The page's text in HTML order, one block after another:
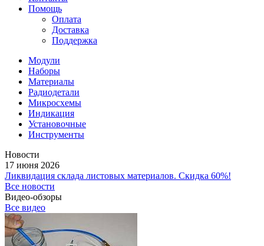
Помощь
Оплата
Доставка
Поддержка
Модули
Наборы
Материалы
Радиодетали
Микросхемы
Индикация
Установочные
Инструменты
Новости
17 июня 2026
Ликвидация склада листовых материалов. Скидка 60%!
Все новости
Видео-обзоры
Все видео